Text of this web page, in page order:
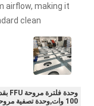
airflow, making it
clean
100 وات,وحدة تصفية مروحة غرف الأبحاث فئة 10000